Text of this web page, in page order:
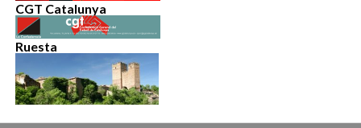
CGT Catalunya
Ruesta